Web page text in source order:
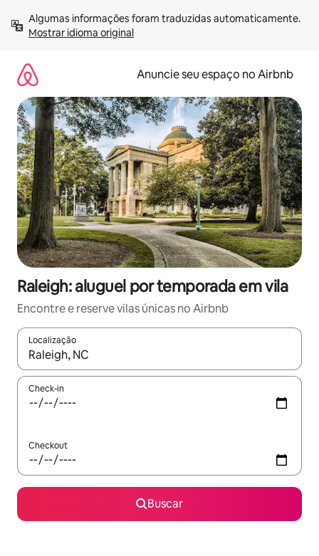
para
Mostrar idioma original
Anuncie seu espaço no Airbnb
Raleigh: aluguel por temporada em vila
Encontre e reserve vilas únicas no Airbnb
Localização
Quando os resultados estiverem disponíveis, explore-os
Check-in
Checkout
Buscar